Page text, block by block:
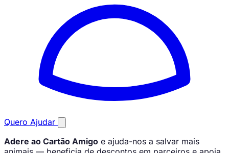
Quero Ajudar
Adere ao Cartão Amigo e ajuda-nos a salvar mais